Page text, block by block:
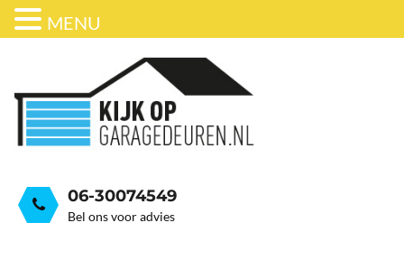
GRATIS ADVIESGESPREK
OVER ONS
GARAGEDEUREN
STALEN GARAGE KANTELDEUREN
06-30074549
Bel ons voor advies
MENU